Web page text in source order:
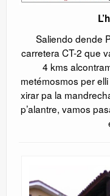
Saliendo dende
carretera CT-2 que
4 kms
metémosmos per
xirar pa la
p’alantre, vamos